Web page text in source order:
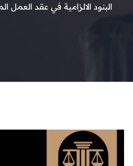
البنود الالزامية في عقد العمل